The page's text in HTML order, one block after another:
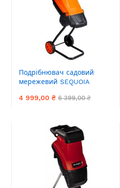
Подрібнювач садовий
мережевий SEQUOIA
50л 8.6кг
4 999,00 ₴ 6 399,00 ₴